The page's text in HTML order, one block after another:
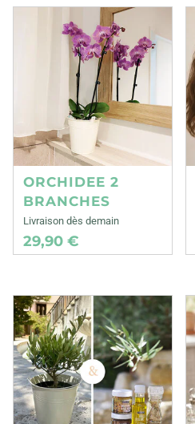
ORCHIDEE 2
BRANCHES
Livraison dès demain
29,90 €